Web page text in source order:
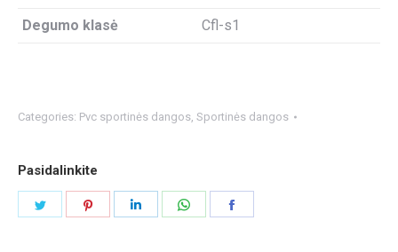
Degumo klasė Cfl-s1
Categories: Pvc sportinės dangos, Sportinės dangos
Pasidalinkite